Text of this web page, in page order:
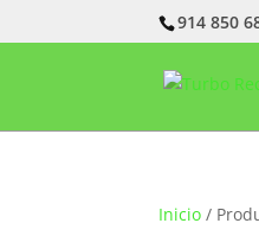
914 850
Inicio /